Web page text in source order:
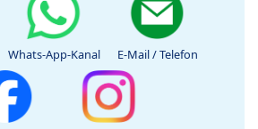
Whats-App-Kanal E-Mail / Telefon